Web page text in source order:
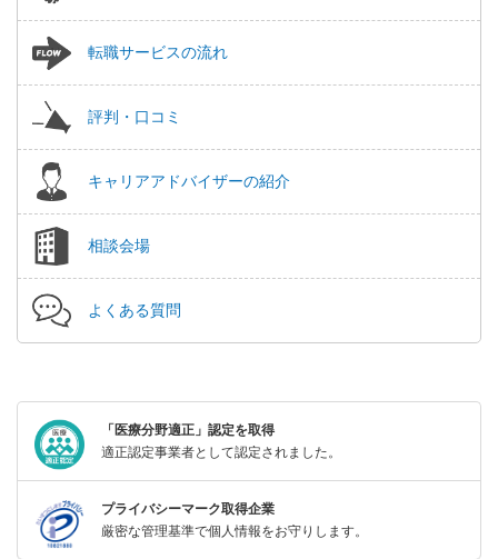
転職サービスの流れ
評判・口コミ
キャリアアドバイザーの紹介
相談会場
よくある質問
「医療分野適正」認定を取得
適正認定事業者として認定されました。
プライバシーマーク取得企業
厳密な管理基準で個人情報をお守りします。